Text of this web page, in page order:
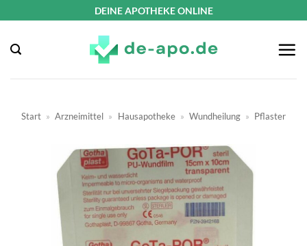
springen
DEINE APOTHEKE ONLINE
Start » Arzneimittel » Hausapotheke » Wundheilung » Pflaster